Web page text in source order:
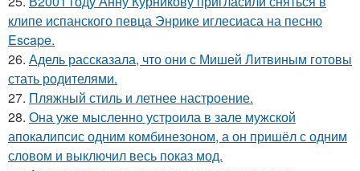
клипе испанского певца Энрике иглесиаса на песню
Escape.
26. Адель рассказала, что они с Мишей Литвиным готовы
стать родителями.
27. Пляжный стиль и летнее настроение.
28. Она уже мысленно устроила в зале мужской
апокалипсис одним комбинезоном, а он пришёл с одним
словом и выключил весь показ мод.